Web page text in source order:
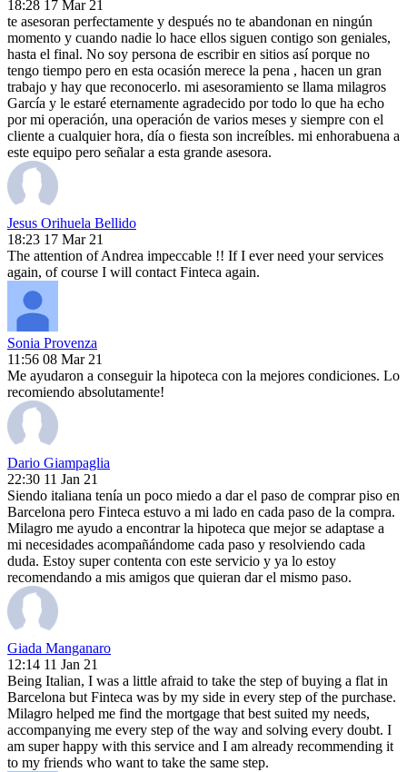
18:28 17 Mar 21
te asesoran perfectamente y después no te abandonan en ningún
momento y cuando nadie lo hace ellos siguen contigo son geniales,
hasta el final. No soy persona de escribir en sitios así porque no
tengo tiempo pero en esta ocasión merece la pena , hacen un gran
trabajo y hay que reconocerlo. mi asesoramiento se llama milagros
García y le estaré eternamente agradecido por todo lo que ha echo
por mi operación, una operación de varios meses y siempre con el
cliente a cualquier hora, día o fiesta son increíbles. mi enhorabuena a
este equipo pero señalar a esta grande asesora.
Jesus Orihuela Bellido
18:23 17 Mar 21
The attention of Andrea impeccable !! If I ever need your services
again, of course I will contact Finteca again.
Sonia Provenza
11:56 08 Mar 21
Me ayudaron a conseguir la hipoteca con la mejores condiciones. Lo
recomiendo absolutamente!
Dario Giampaglia
22:30 11 Jan 21
Siendo italiana tenía un poco miedo a dar el paso de comprar piso en
Barcelona pero Finteca estuvo a mi lado en cada paso de la compra.
Milagro me ayudo a encontrar la hipoteca que mejor se adaptase a
mi necesidades acompañándome cada paso y resolviendo cada
duda. Estoy super contenta con este servicio y ya lo estoy
recomendando a mis amigos que quieran dar el mismo paso.
Giada Manganaro
12:14 11 Jan 21
Being Italian, I was a little afraid to take the step of buying a flat in
Barcelona but Finteca was by my side in every step of the purchase.
Milagro helped me find the mortgage that best suited my needs,
accompanying me every step of the way and solving every doubt. I
am super happy with this service and I am already recommending it
to my friends who want to take the same step.